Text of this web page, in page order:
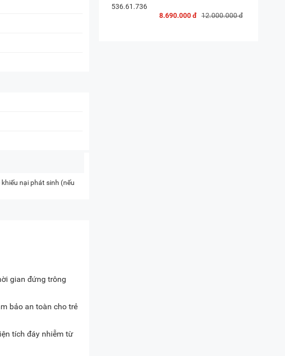
nại phát sinh (nếu
gian đứng trông
bảo an toàn cho trẻ
tích đáy nhiễm từ
8.690.000 đ 12.000.000 đ